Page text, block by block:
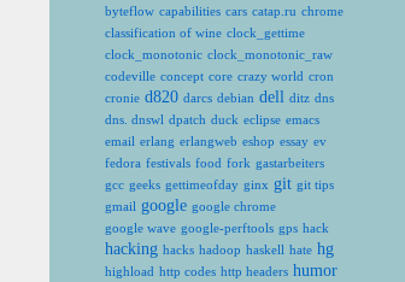
byteflow capabilities cars catap.ru chrome
classification of wine clock_gettime
clock_monotonic clock_monotonic_raw
codeville concept core crazy world cron
cronie d820 darcs debian dell ditz dns
dns. dnswl dpatch duck eclipse emacs
email erlang erlangweb eshop essay ev
fedora festivals food fork gastarbeiters
gcc geeks gettimeofday ginx git git tips
gmail google google chrome
google wave google-perftools gps hack
hacking hacks hadoop haskell hate hg
highload http codes http headers humor